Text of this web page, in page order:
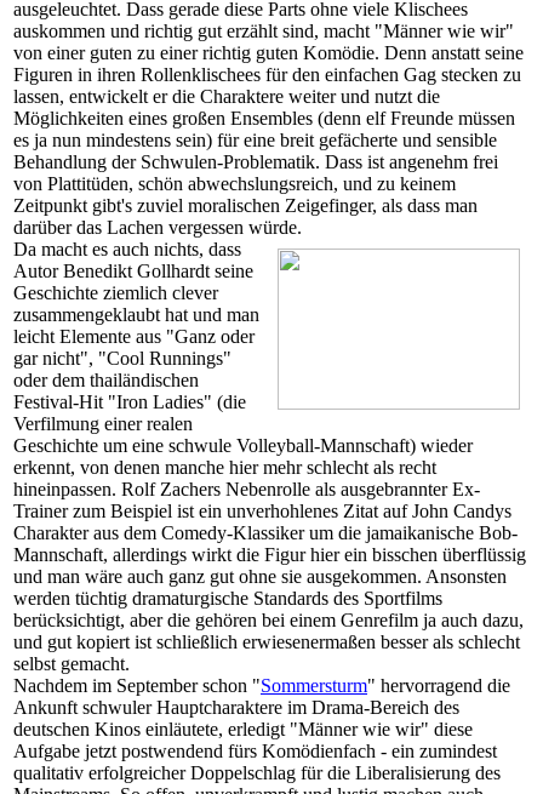
ausgeleuchtet. Dass gerade diese Parts ohne viele Klischees
auskommen und richtig gut erzählt sind, macht "Männer wie wir"
von einer guten zu einer richtig guten Komödie. Denn anstatt seine
Figuren in ihren Rollenklischees für den einfachen Gag stecken zu
lassen, entwickelt er die Charaktere weiter und nutzt die
Möglichkeiten eines großen Ensembles (denn elf Freunde müssen
es ja nun mindestens sein) für eine breit gefächerte und sensible
Behandlung der Schwulen-Problematik. Dass ist angenehm frei
von Plattitüden, schön abwechslungsreich, und zu keinem
Zeitpunkt gibt's zuviel moralischen Zeigefinger, als dass man
darüber das Lachen vergessen würde.
Da macht es auch nichts, dass
Autor Benedikt Gollhardt seine
Geschichte ziemlich clever
zusammengeklaubt hat und man
leicht Elemente aus "Ganz oder
gar nicht", "Cool Runnings"
oder dem thailändischen
Festival-Hit "Iron Ladies" (die
Verfilmung einer realen
Geschichte um eine schwule Volleyball-Mannschaft) wieder
erkennt, von denen manche hier mehr schlecht als recht
hineinpassen. Rolf Zachers Nebenrolle als ausgebrannter Ex-
Trainer zum Beispiel ist ein unverhohlenes Zitat auf John Candys
Charakter aus dem Comedy-Klassiker um die jamaikanische Bob-
Mannschaft, allerdings wirkt die Figur hier ein bisschen überflüssig
und man wäre auch ganz gut ohne sie ausgekommen. Ansonsten
werden tüchtig dramaturgische Standards des Sportfilms
berücksichtigt, aber die gehören bei einem Genrefilm ja auch dazu,
und gut kopiert ist schließlich erwiesenermaßen besser als schlecht
selbst gemacht.
Nachdem im September schon "Sommersturm" hervorragend die
Ankunft schwuler Hauptcharaktere im Drama-Bereich des
deutschen Kinos einläutete, erledigt "Männer wie wir" diese
Aufgabe jetzt postwendend fürs Komödienfach - ein zumindest
qualitativ erfolgreicher Doppelschlag für die Liberalisierung des